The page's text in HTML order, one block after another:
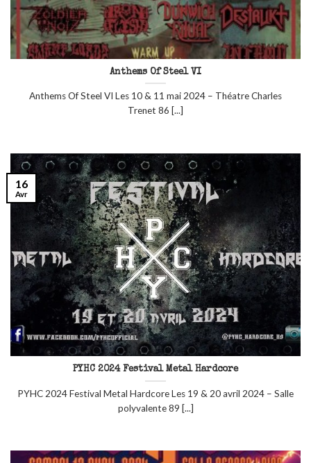
Anthems Of Steel VI
Anthems Of Steel VI Les 10 & 11 mai 2024 – Théatre Charles
Trenet 86 [...]
PYHC 2024 Festival Metal Hardcore
PYHC 2024 Festival Metal Hardcore Les 19 & 20 avril 2024 – Salle
polyvalente 89 [...]
16
Avr